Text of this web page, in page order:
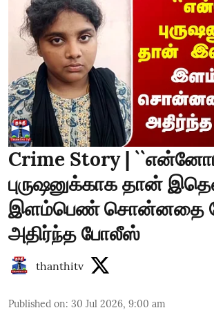
Crime Story |
புருஷனுக்காக தான்
இளம்பெண் சொன்னதை
அதிர்ந்த போலீஸ்
thanthitv
Published on: 30 Jul 2026, 9:00 am